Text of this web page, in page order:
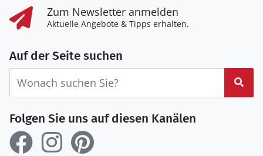
Zum Newsletter anmelden
Aktuelle Angebote & Tipps erhalten.
Auf der Seite suchen
Folgen Sie uns auf diesen Kanälen